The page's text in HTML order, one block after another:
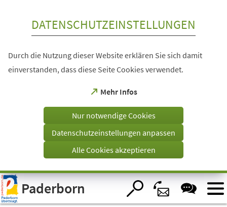
Visuelle
Assistenzsoftware
öffnen.
DATENSCHUTZEINSTELLUNGEN
Durch die Nutzung dieser Website erklären Sie sich damit
einverstanden, dass diese Seite Cookies verwendet.
Mehr Infos
(Öffnet
einem
Tab)
Nur notwendige Cookies
Datenschutzeinstellungen anpassen
Alle Cookies akzeptieren
Paderborn